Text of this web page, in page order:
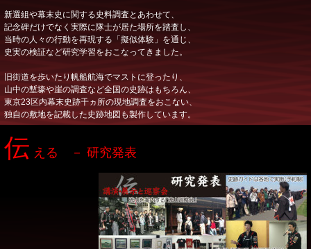
新選組や幕末史に関する史料調査とあわせて、
記念碑だけでなく実際に隊士が居た場所を踏査し、
当時の人々の行動を再現する「擬似体験」を通じ、
史実の検証など研究学習をおこなってきました。
旧街道を歩いたり帆船航海でマストに登ったり、
山中の塹壕や崖の調査など全国の史跡はもちろん、
東京23区内幕末史跡千ヵ所の現地調査をおこない、
独自の敷地を記載した史跡地図も製作しています。
伝 える － 研究発表